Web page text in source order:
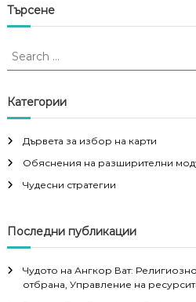
Търсене
S
r
c
f
o
r
Категории
Дървета за избор на карти
Обяснения на разширителни
Чудесни стратегии
Последни публикации
Чудото на Ангкор Ват:
отбрана, Управление на